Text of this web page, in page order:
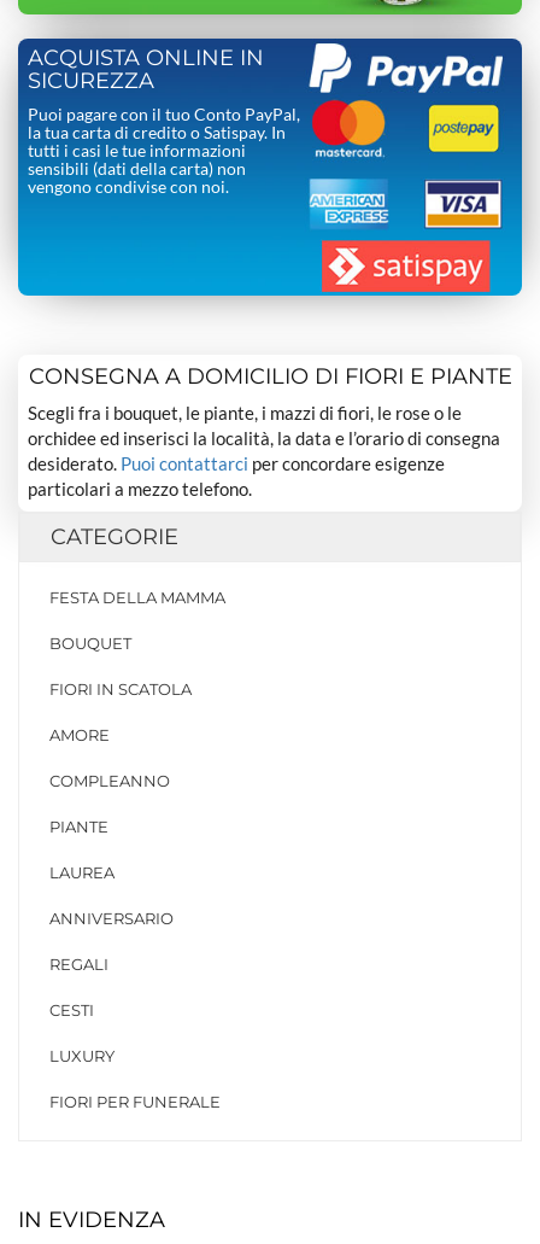
ACQUISTA ONLINE IN
SICUREZZA
Puoi pagare con il tuo Conto PayPal,
la tua carta di credito o Satispay. In
tutti i casi le tue informazioni
sensibili (dati della carta) non
vengono condivise con noi.
CONSEGNA A DOMICILIO DI FIORI E PIANTE
Scegli fra i bouquet, le piante, i mazzi di fiori, le rose o le
orchidee ed inserisci la località, la data e l’orario di consegna
desiderato. Puoi contattarci per concordare esigenze
particolari a mezzo telefono.
CATEGORIE
FESTA DELLA MAMMA
BOUQUET
FIORI IN SCATOLA
AMORE
COMPLEANNO
PIANTE
LAUREA
ANNIVERSARIO
REGALI
CESTI
LUXURY
FIORI PER FUNERALE
IN EVIDENZA